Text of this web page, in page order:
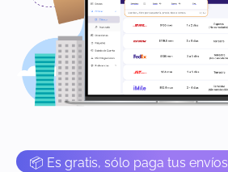
📦 Es gratis, sólo paga tus envíos